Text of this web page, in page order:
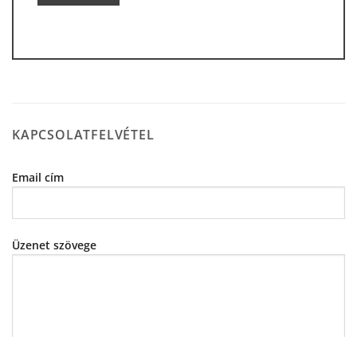
KAPCSOLATFELVÉTEL
Email cím
Üzenet szövege